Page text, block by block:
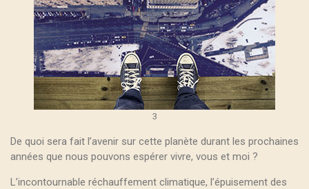
3
De quoi sera fait l’avenir sur cette planète durant les prochaines
années que nous pouvons espérer vivre, vous et moi ?
L’incontournable réchauffement climatique, l’épuisement des